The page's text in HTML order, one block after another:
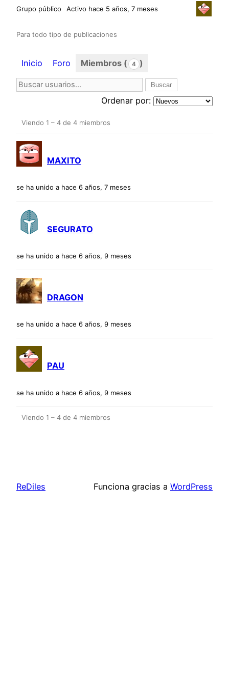
Grupo público Activo hace 5 años, 7 meses
Para todo tipo de publicaciones
Inicio Foro Miembros ( 4 )
Ordenar por:
Miembros
Viendo 1 – 4 de 4 miembros
MAXITO
se ha unido a hace 6 años, 7 meses
SEGURATO
se ha unido a hace 6 años, 9 meses
DRAGON
se ha unido a hace 6 años, 9 meses
PAU
se ha unido a hace 6 años, 9 meses
Viendo 1 – 4 de 4 miembros
ReDiles Funciona gracias a WordPress